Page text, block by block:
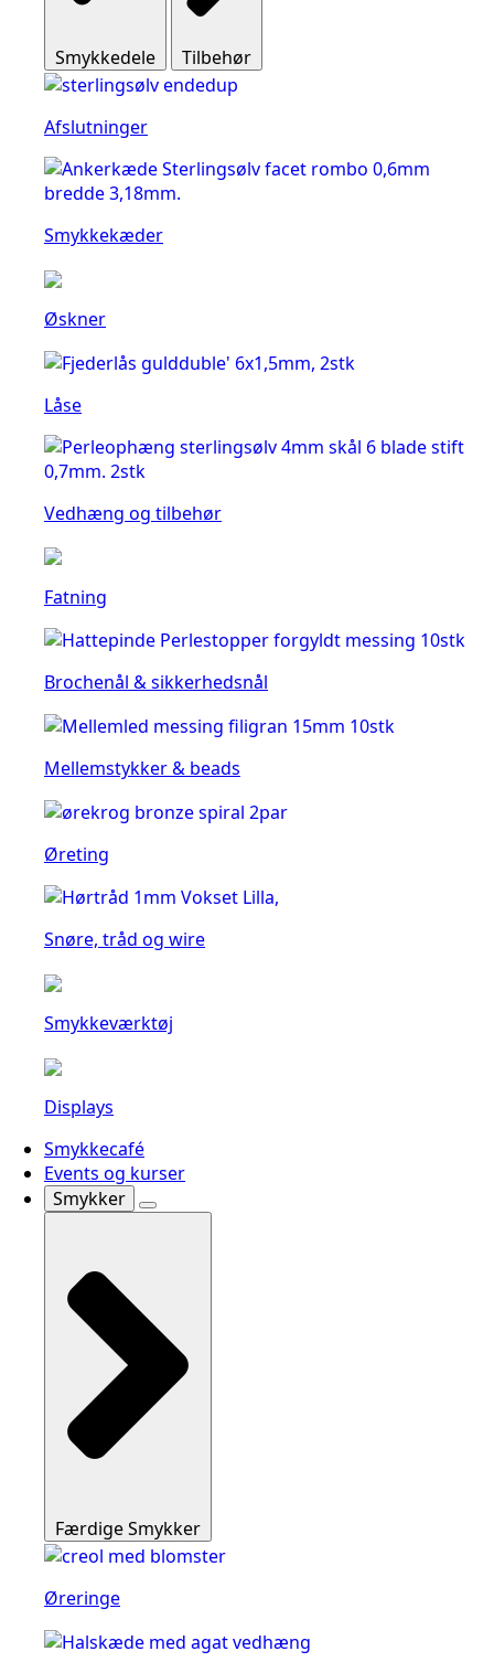
Smykkedele Tilbehør
Afslutninger
Smykkekæder
Øskner
Låse
Vedhæng og tilbehør
Fatning
Brochenål & sikkerhedsnål
Mellemstykker & beads
Øreting
Snøre, tråd og wire
Smykkeværktøj
Displays
Smykkecafé
Events og kurser
Smykker
Færdige Smykker
Øreringe